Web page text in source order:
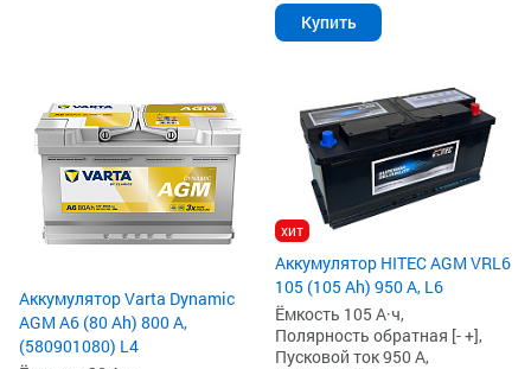
Купить
Аккумулятор Varta Dynamic
AGM A6 (80 Ah) 800 А,
(580901080) L4
хит
Аккумулятор HITEC AGM VRL6
105 (105 Ah) 950 А, L6
Ёмкость 105 А·ч,
Полярность обратная [- +],
Пусковой ток 950 А,